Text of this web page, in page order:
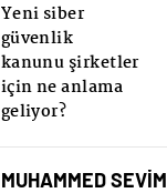
Yeni siber
güvenlik
kanunu şirketler
için ne anlama
geliyor?
MUHAMMED SEVİM